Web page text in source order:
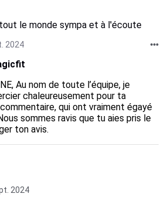
le monde sympa et à l'écoute
2024
Au nom de toute l’équipe, je
chaleureusement pour ta
qui ont vraiment égayé
sommes ravis que tu aies pris le
ton avis.
2024